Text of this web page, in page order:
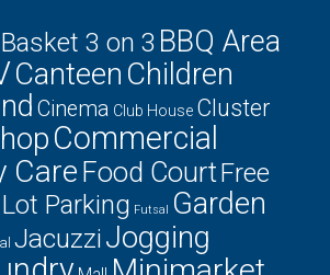
Basket 3 on 3 BBQ Area
Canteen Children
Cinema Club House Cluster
Commercial
CareFood CourtFree
Parking Futsal Garden
JacuzziJogging